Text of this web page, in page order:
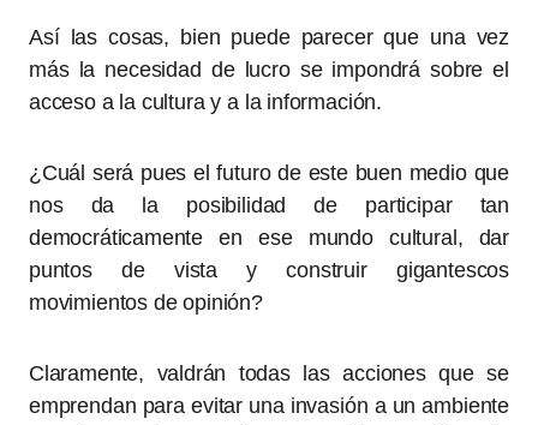
Así las cosas, bien puede parecer que una vez
más la necesidad de lucro se impondrá sobre el
acceso a la cultura y a la información.
¿Cuál será pues el futuro de este buen medio que
nos da la posibilidad de participar tan
democráticamente en ese mundo cultural, dar
puntos de vista y construir gigantescos
movimientos de opinión?
Claramente, valdrán todas las acciones que se
emprendan para evitar una invasión a un ambiente